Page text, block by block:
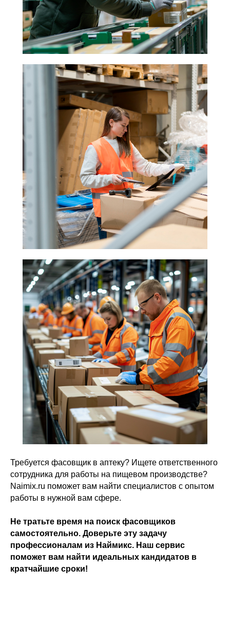
Требуется фасовщик в аптеку? Ищете ответственного
сотрудника для работы на пищевом производстве?
Naimix.ru поможет вам найти специалистов с опытом
работы в нужной вам сфере.
Не тратьте время на поиск фасовщиков
самостоятельно. Доверьте эту задачу
профессионалам из Наймикс. Наш сервис
поможет вам найти идеальных кандидатов в
кратчайшие сроки!